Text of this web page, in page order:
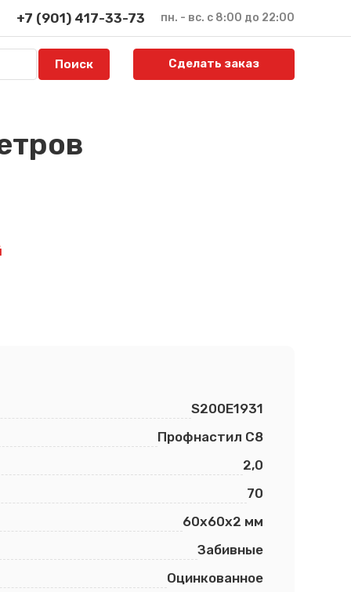
+7 (901) 417-33-73 пн. - вс. с 8:00 до 22:00
Сделать заказ
S200E1931
Профнастил С8
2,0
70
60х60х2 мм
Забивные
Оцинкованное